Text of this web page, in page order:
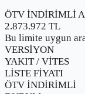
ÖTV İNDİRİMLİ
2.873.972 TL
Bu limite uygun
VERSİYON
YAKIT / VİTES
LİSTE FİYATI
ÖTV İNDİRİMLİ